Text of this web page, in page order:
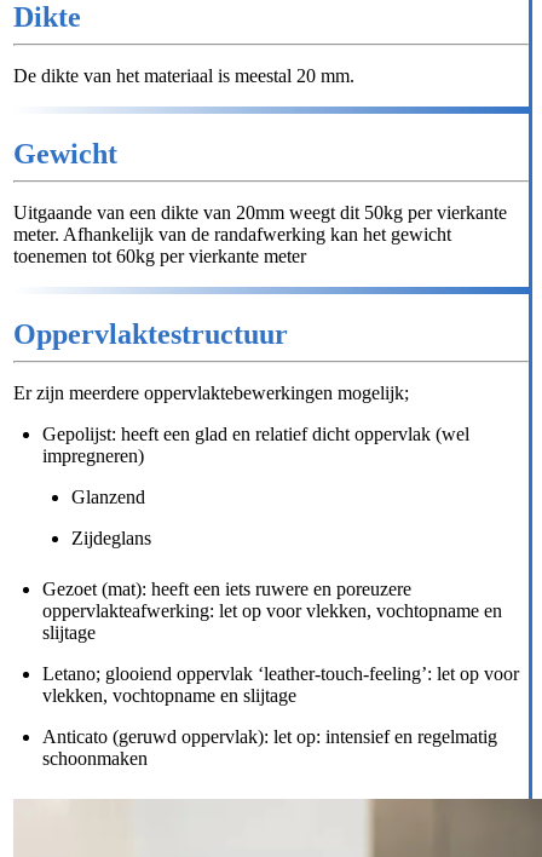
Dikte
De dikte van het materiaal is meestal 20 mm.
Gewicht
Uitgaande van een dikte van 20mm weegt dit 50kg per vierkante
meter. Afhankelijk van de randafwerking kan het gewicht
toenemen tot 60kg per vierkante meter
Oppervlaktestructuur
Er zijn meerdere oppervlaktebewerkingen mogelijk;
Gepolijst: heeft een glad en relatief dicht oppervlak (wel
impregneren)
Glanzend
Zijdeglans
Gezoet (mat): heeft een iets ruwere en poreuzere
oppervlakteafwerking: let op voor vlekken, vochtopname en
slijtage
Letano; glooiend oppervlak ‘leather-touch-feeling’: let op voor
vlekken, vochtopname en slijtage
Anticato (geruwd oppervlak): let op: intensief en regelmatig
schoonmaken